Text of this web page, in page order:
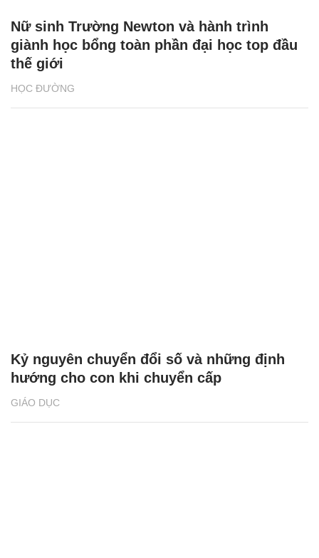
HỌC ĐƯỜNG
Nữ sinh Trường Newton và hành trình
giành học bổng toàn phần đại học top đầu
thế giới
GIÁO DỤC
Kỷ nguyên chuyển đổi số và những định
hướng cho con khi chuyển cấp